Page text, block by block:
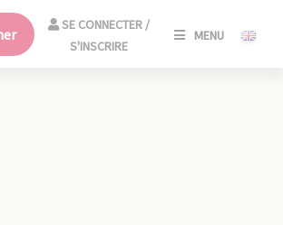
SE CONNECTER /
S'INSCRIRE
MENU